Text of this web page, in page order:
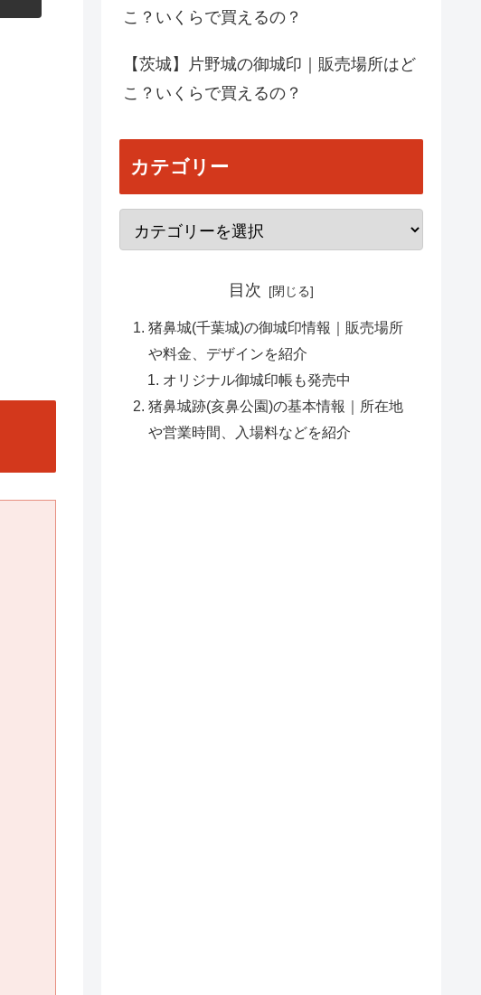
こ？いくらで買えるの？
【茨城】片野城の御城印｜販売場所はど
こ？いくらで買えるの？
カテゴリー
目次
猪鼻城(千葉城)の御城印情報｜販売場所
や料金、デザインを紹介
オリジナル御城印帳も発売中
猪鼻城跡(亥鼻公園)の基本情報｜所在地
や営業時間、入場料などを紹介